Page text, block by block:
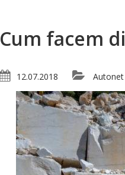
Cum facem
12.07.2018 Autonet